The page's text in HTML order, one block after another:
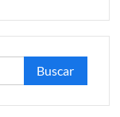
Buscar: